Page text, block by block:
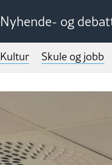
Nyhende- og
Kultur Skule og jobb